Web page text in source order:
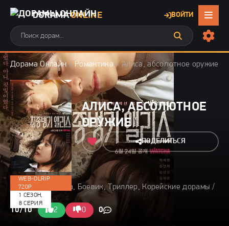
DORAMAONLINE ВОЙТИ
Дорама Онлайн»Романтика » Алиса, абсолютное оружие
АЛИСА, АБСОЛЮТНОЕ
ОРУЖИЕ
ПОДЕЛИТЬСЯ
2022 / Романтика, Боевик, Триллер, Корейские дорамы /
35 мин
10/10
2 0 0
WEB-DLRIP
720P
1 СЕЗОН,
8 СЕРИЯ